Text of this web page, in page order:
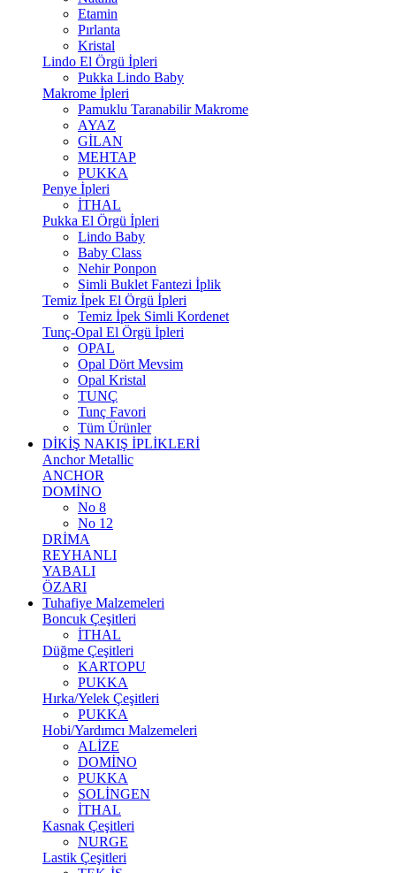
Etamin
Pırlanta
Kristal
Lindo El Örgü İpleri
Pukka Lindo Baby
Makrome İpleri
Pamuklu Taranabilir Makrome
AYAZ
GİLAN
MEHTAP
PUKKA
Penye İpleri
İTHAL
Pukka El Örgü İpleri
Lindo Baby
Baby Class
Nehir Ponpon
Simli Buklet Fantezi İplik
Temiz İpek El Örgü İpleri
Temiz İpek Simli Kordenet
Tunç-Opal El Örgü İpleri
OPAL
Opal Dört Mevsim
Opal Kristal
TUNÇ
Tunç Favori
Tüm Ürünler
DİKİŞ NAKIŞ İPLİKLERİ
Anchor Metallic
ANCHOR
DOMİNO
No 8
No 12
DRİMA
REYHANLI
YABALI
ÖZARI
Tuhafiye Malzemeleri
Boncuk Çeşitleri
İTHAL
Düğme Çeşitleri
KARTOPU
PUKKA
Hırka/Yelek Çeşitleri
PUKKA
Hobi/Yardımcı Malzemeleri
ALİZE
DOMİNO
PUKKA
SOLİNGEN
İTHAL
Kasnak Çeşitleri
NURGE
Lastik Çeşitleri